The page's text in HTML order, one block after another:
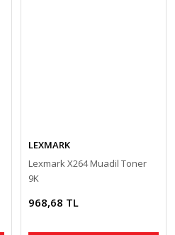
LEXMARK
Lexmark X264 Muadil Toner
9K
968,68 TL